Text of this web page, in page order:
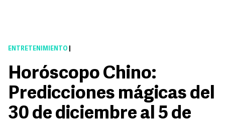
ENTRETENIMIENTO
Horóscopo Chino:
Predicciones mágicas del
30 de diciembre al 5 de